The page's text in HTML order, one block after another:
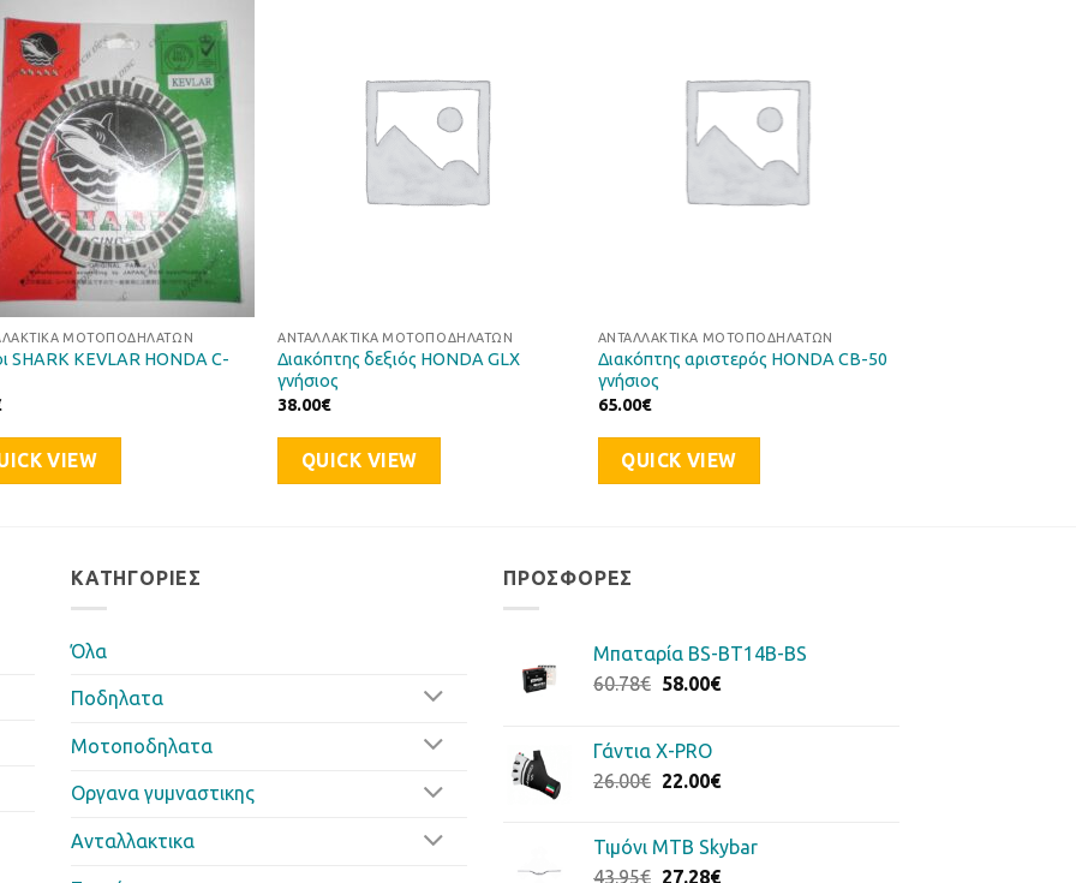
Προσθήκη
στη Λίστα
Επιθυμιών
ΜΟΤΟΠΟΔΗΛΆΤΩΝ
SHARK KEVLAR HONDA C-
VIEW
ΑΝΤΑΛΛΑΚΤΙΚΆ ΜΟΤΟΠΟΔΗΛΆΤΩΝ
Διακόπτης δεξιός HONDA GLX
γνήσιος
38.00€
QUICK VIEW
ΑΝΤΑΛΛΑΚΤΙΚΆ ΜΟΤΟΠΟΔΗΛΆΤΩΝ
Διακόπτης αριστερός HONDA CB-50
γνήσιος
65.00€
QUICK VIEW
ΚΑΤΗΓΟΡΊΕΣ
Όλα
Ποδηλατα
Μοτοποδηλατα
Οργανα γυμναστικης
Ανταλλακτικα
ΠΡΟΣΦΟΡΈΣ
Μπαταρία BS-BT14B-BS
60.78€ Original
60.78€.
58.00€Η
58.00€.
Γάντια Χ-PRO
26.00€ Original
26.00€.
22.00€Η
είναι:
Τιμόνι MTB Skybar
43.95€ Original
27.28€Η